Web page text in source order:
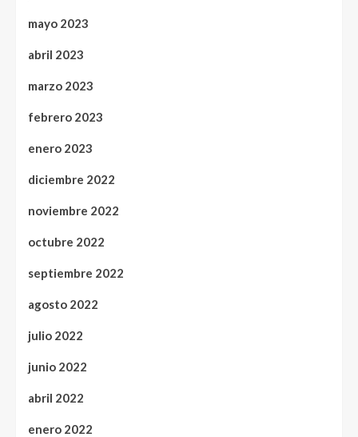
mayo 2023
abril 2023
marzo 2023
febrero 2023
enero 2023
diciembre 2022
noviembre 2022
octubre 2022
septiembre 2022
agosto 2022
julio 2022
junio 2022
abril 2022
enero 2022